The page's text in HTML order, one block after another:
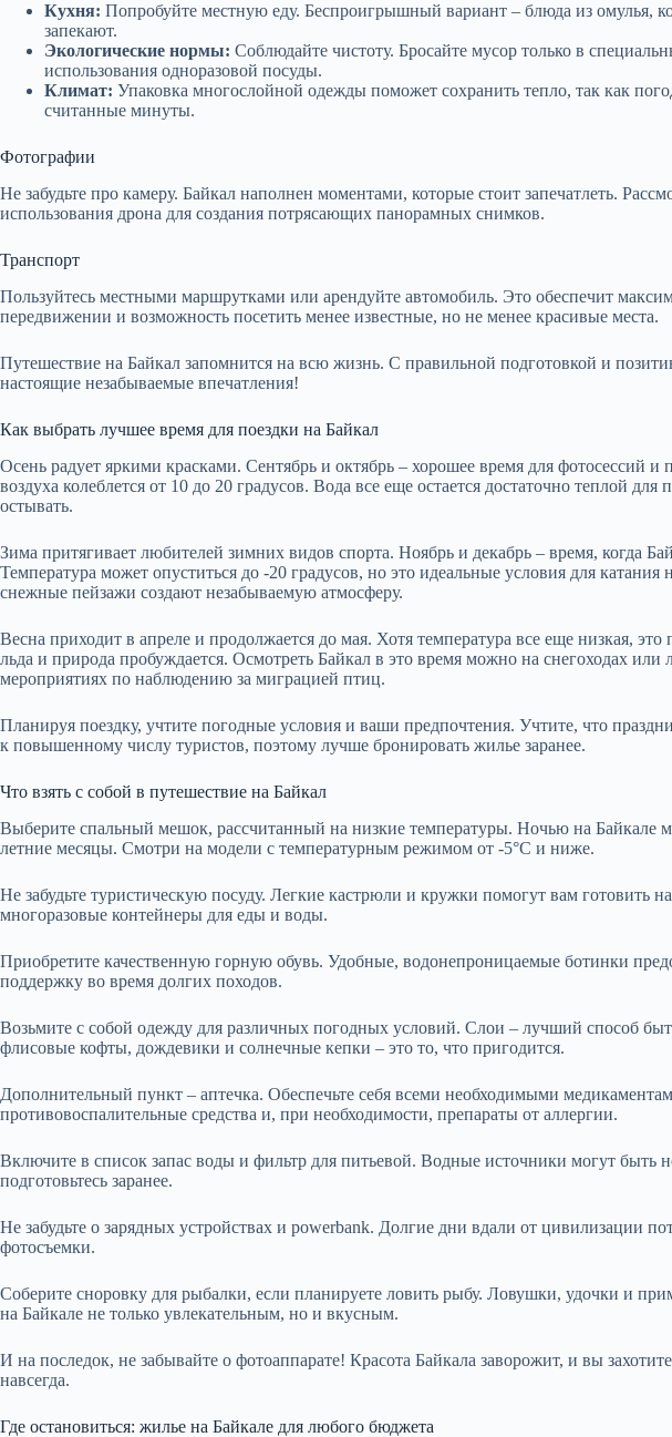
Кухня: Попробуйте местную еду. Беспроигрышный вариант – блюда из омулья,
запекают.
Экологические нормы: Соблюдайте чистоту. Бросайте мусор только в
использования одноразовой посуды.
Климат: Упаковка многослойной одежды поможет сохранить тепло, так как
считанные минуты.
Фотографии
Не забудьте про камеру. Байкал наполнен моментами, которые стоит запечатлеть.
использования дрона для создания потрясающих панорамных снимков.
Транспорт
Пользуйтесь местными маршрутками или арендуйте автомобиль. Это обеспечит
передвижении и возможность посетить менее известные, но не менее красивые места.
Путешествие на Байкал запомнится на всю жизнь. С правильной подготовкой и
настоящие незабываемые впечатления!
Как выбрать лучшее время для поездки на Байкал
Осень радует яркими красками. Сентябрь и октябрь – хорошее время для фотосессий и
воздуха колеблется от 10 до 20 градусов. Вода все еще остается достаточно теплой
остывать.
Зима притягивает любителей зимних видов спорта. Ноябрь и декабрь – время, когда
Температура может опуститься до -20 градусов, но это идеальные условия для катания
снежные пейзажи создают незабываемую атмосферу.
Весна приходит в апреле и продолжается до мая. Хотя температура все еще низкая, это
льда и природа пробуждается. Осмотреть Байкал в это время можно на снегоходах или
мероприятиях по наблюдению за миграцией птиц.
Планируя поездку, учтите погодные условия и ваши предпочтения. Учтите, что
к повышенному числу туристов, поэтому лучше бронировать жилье заранее.
Что взять с собой в путешествие на Байкал
Выберите спальный мешок, рассчитанный на низкие температуры. Ночью на Байкале
летние месяцы. Смотри на модели с температурным режимом от -5°C и ниже.
Не забудьте туристическую посуду. Легкие кастрюли и кружки помогут вам готовить
многоразовые контейнеры для еды и воды.
Приобретите качественную горную обувь. Удобные, водонепроницаемые ботинки
поддержку во время долгих походов.
Возьмите с собой одежду для различных погодных условий. Слои – лучший способ
флисовые кофты, дождевики и солнечные кепки – это то, что пригодится.
Дополнительный пункт – аптечка. Обеспечьте себя всеми необходимыми
противовоспалительные средства и, при необходимости, препараты от аллергии.
Включите в список запас воды и фильтр для питьевой. Водные источники могут быть
подготовьтесь заранее.
Не забудьте о зарядных устройствах и powerbank. Долгие дни вдали от цивилизации
фотосъемки.
Соберите сноровку для рыбалки, если планируете ловить рыбу. Ловушки, удочки и
на Байкале не только увлекательным, но и вкусным.
И на последок, не забывайте о фотоаппарате! Красота Байкала заворожит, и вы
навсегда.
Где остановиться: жилье на Байкале для любого бюджета